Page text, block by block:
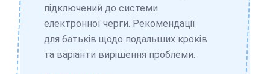
підключений до системи
електронної черги. Рекомендації
для батьків щодо подальших кроків
та варіанти вирішення проблеми.